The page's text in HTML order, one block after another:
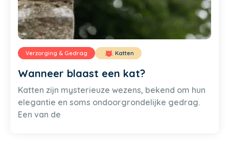
Verzorging & Gedrag Katten
Wanneer blaast een kat?
Katten zijn mysterieuze wezens, bekend om hun
elegantie en soms ondoorgrondelijke gedrag.
Een van de